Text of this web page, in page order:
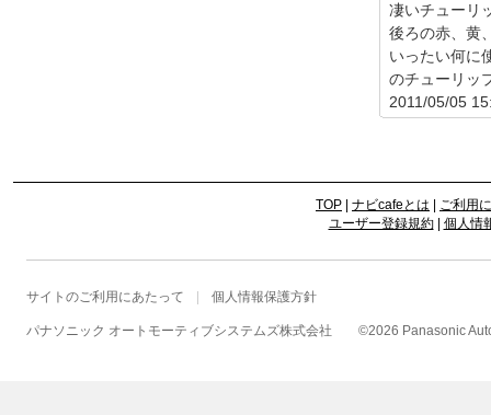
凄いチューリ
後ろの赤、黄
いったい何に
のチューリッ
2011/05/05
TOP ナビcafeとは
ご利用
ユーザー登録規約| 個人情
サイトのご利用にあたって 個人情報保護方針
パナソニック オートモーティブシステムズ株式会社 ©2026 Panasonic